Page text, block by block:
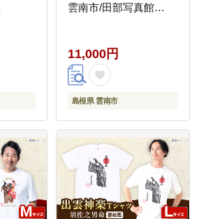
雲南市/田部写真館
11,000円
島根県 雲南市